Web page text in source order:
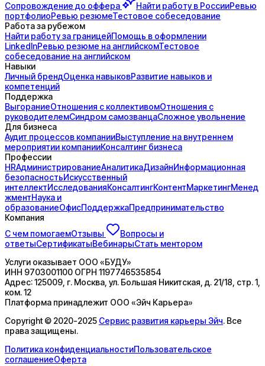
Сопровождение до оффера Найти работу в РоссииРевью
портфолиоРевью резюмеТестовое собеседование
Работа за рубежом
Найти работу за границейПомощь в оформлении
LinkedInРевью резюме на английскомТестовое
собеседование на английском
Навыки
Личный брендОценка навыковРазвитие навыков и
компетенций
Поддержка
ВыгораниеОтношения с коллективомОтношения с
руководителемСиндром самозванцаСложное увольнение
Для бизнеса
Аудит процессов компанииВыступление на внутреннем
мероприятии компанииКонсалтинг бизнеса
Профессии
HRАдминистрированиеАналитикаДизайнИнформационная
безопасностьИскусственный
интеллектИсследованияКонсалтингКонтентМаркетингМенед
жментНаука и
образованиеОфисПоддержкаПредпринимательство
Компания
С чем помогаемОтзывы
Вопросы и
ответыСертификатыВебинарыСтать ментором
Услуги оказывает ООО «БУДУ»
ИНН 9703001100 ОГРН 1197746535854
Адрес:125009, г. Москва, ул. Большая Никитская, д. 21/18, стр. 1,
ком. 12
Платформа принадлежит ООО «Эйч Карьера»
Copyright © 2020-2025 Сервис развития карьеры Эйч. Все
права защищены.
Политика конфиденциальностиПользовательское
соглашениеОферта